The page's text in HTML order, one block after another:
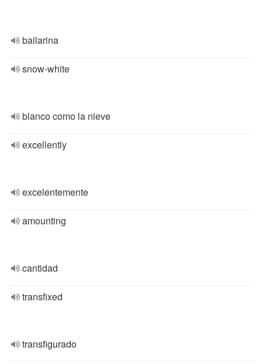
bailarina
snow-white
blanco como la nieve
excellently
excelentemente
amounting
cantidad
transfixed
transfigurado